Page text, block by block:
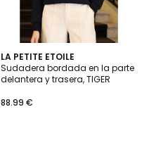
LA PETITE ETOILE
Sudadera bordada en la parte
delantera y trasera, TIGER
88.99 €